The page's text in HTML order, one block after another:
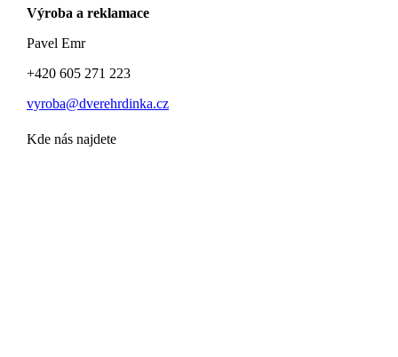
Výroba a reklamace
Pavel Emr
+420 605 271 223
vyroba@dverehrdinka.cz
Kde nás najdete